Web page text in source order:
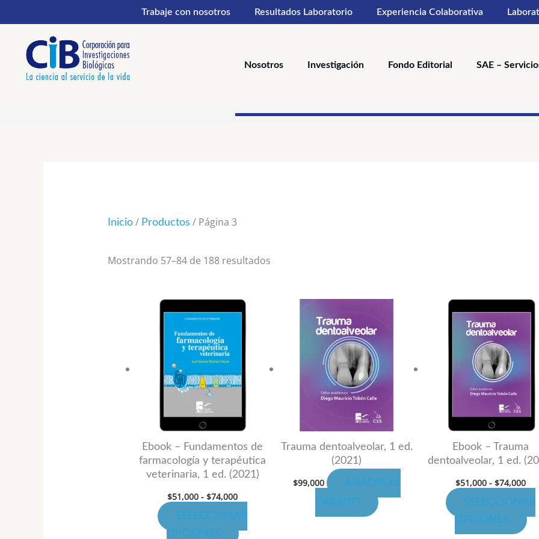
contenido
Trabaje con nosotros Resultados Laboratorio Experiencia Colaborativa
Nosotros Investigación Fondo Editorial SAE –
Inicio/ Productos / Página 3
Mostrando 57–84 de 188 resultados
Ebook – Fundamentos de
farmacología y terapéutica
veterinaria, 1 ed. (2021)
$51,000 - $74,000
Rango
de
desde
SELECCIONAR
OPCIONES
Este
tiene
variantes.
se
pueden
elegir
en
la
página
de
Trauma dentoalveolar, 1 ed.
(2021)
$99,000
AÑADIR AL
CARRITO
Ebook – Trauma
dentoalveolar, 1 ed.
$51,000 - $74,000
de
SELECCIONAR
OPCIONES
Este
se
la